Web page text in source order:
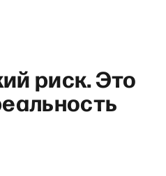
риск. Это
Асланяном